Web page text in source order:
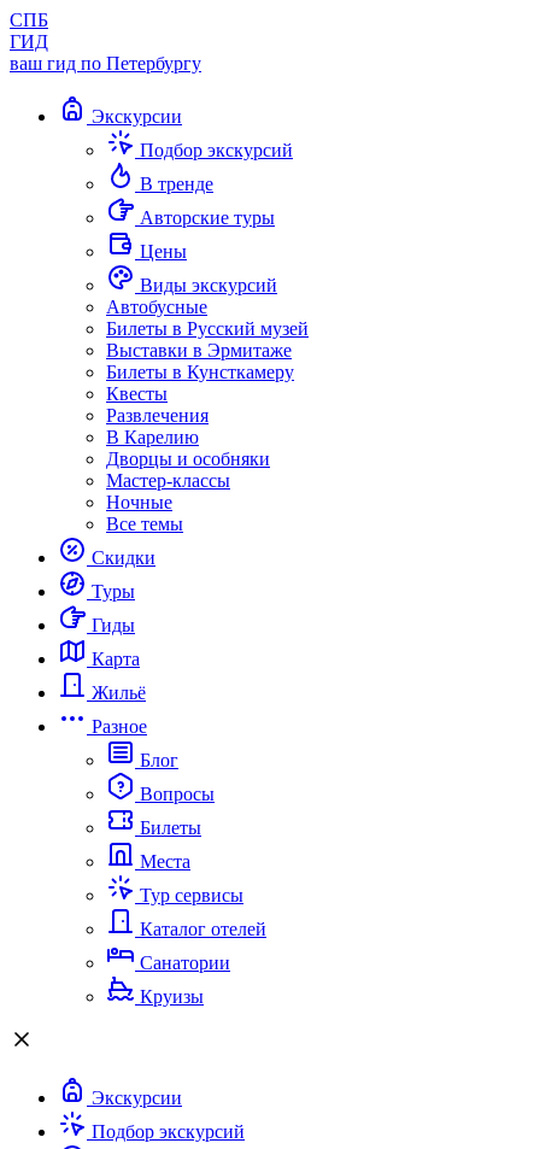
СПБ
ГИД
ваш гид по Петербургу
Экскурсии
Подбор экскурсий
В тренде
Авторские туры
Цены
Виды экскурсий
Автобусные
Билеты в Русский музей
Выставки в Эрмитаже
Билеты в Кунсткамеру
Квесты
Развлечения
В Карелию
Дворцы и особняки
Мастер-классы
Ночные
Все темы
Скидки
Туры
Гиды
Карта
Жильё
Разное
Блог
Вопросы
Билеты
Места
Тур сервисы
Каталог отелей
Санатории
Круизы
Экскурсии
Подбор экскурсий